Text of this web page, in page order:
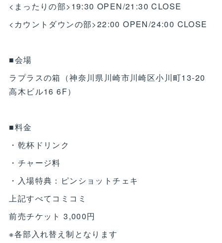
<まったりの部>19:30 OPEN/21:30 CLOSE
<カウントダウンの部>22:00 OPEN/24:00 CLOSE
■会場
ラプラスの箱（神奈川県川崎市川崎区小川町13-20
高木ビル16 6F）
■料金
・乾杯ドリンク
・チャージ料
・入場特典：ピンショットチェキ
上記すべてコミコミ
前売チケット 3,000円
※各部入れ替え制となります